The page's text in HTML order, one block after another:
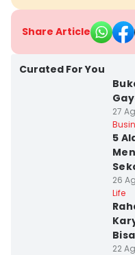
Share Article
Curated For You
27
5
26
Life
22